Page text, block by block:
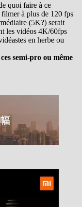
quoi faire à ce
à plus de 120 fps
(5K?) serait
les vidéos 4K/60fps
en herbe ou
semi-pro ou même